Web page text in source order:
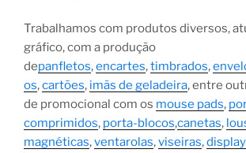
Trabalhamos com produtos diversos,
gráfico, com a produção
depanfletos,encartes,timbrados,
os,cartões, imãs de geladeira, entre
de promocional com os mouse pads,
comprimidos, porta-blocos,canetas,
magnéticas,ventarolas,viseiras,